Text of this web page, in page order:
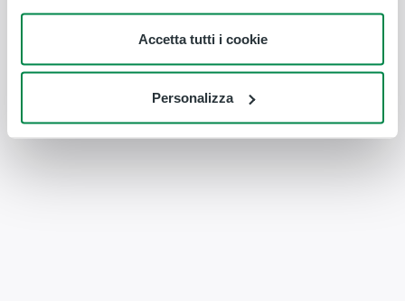
Accetta tutti i cookie
Personalizza